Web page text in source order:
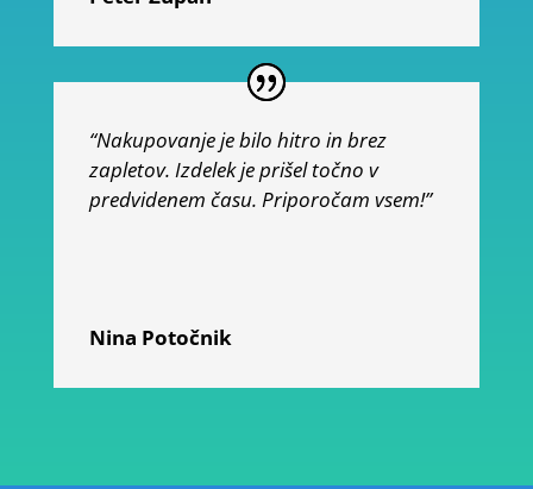
“Nakupovanje je bilo hitro in brez
zapletov. Izdelek je prišel točno v
predvidenem času. Priporočam vsem!”
Nina Potočnik